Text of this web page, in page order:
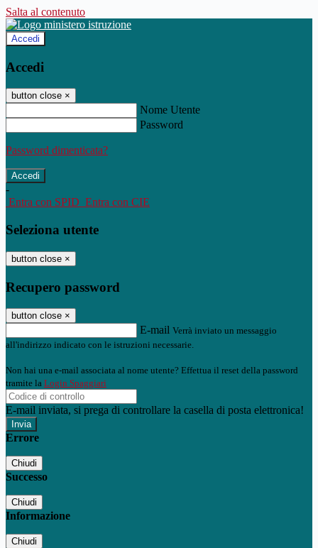
Salta al contenuto
Accedi
Accedi
button close ×
Nome Utente
Password
Password dimenticata?
-
Entra con SPID Entra con CIE
Seleziona utente
button close ×
Recupero password
button close ×
E-mail Verrà inviato un messaggio
all'indirizzo indicato con le istruzioni necessarie.
Non hai una e-mail associata al nome utente? Effettua il reset della password
tramite la Login Spaggiari
E-mail inviata, si prega di controllare la casella di posta elettronica!
Errore
Chiudi
Successo
Chiudi
Informazione
Chiudi